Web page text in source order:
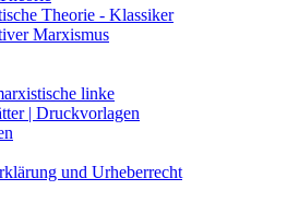
Theorie - Klassiker
Marxismus
linke
| Druckvorlagen
und Urheberrecht